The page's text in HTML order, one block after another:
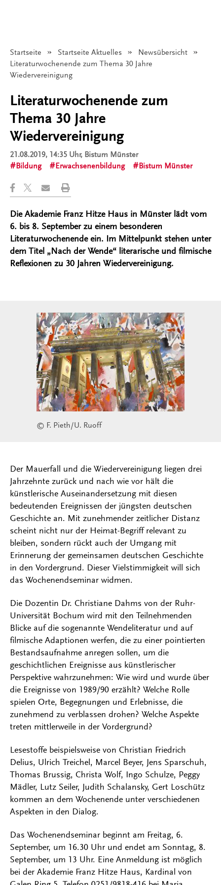
Startseite Startseite Aktuelles
Newsübersicht
Angezeigt:
Literaturwochenende zum Thema 30 Jahre
Wiedervereinigung
Literaturwochenende zum
Thema 30 Jahre
Wiedervereinigung
21.08.2019, 14:35 Uhr, Bistum Münster
Bildung
Erwachsenenbildung Bistum Münster
Die Akademie Franz Hitze Haus in Münster lädt vom
6. bis 8. September zu einem besonderen
Literaturwochenende ein. Im Mittelpunkt stehen unter
dem Titel „Nach der Wende“ literarische und filmische
Reflexionen zu 30 Jahren Wiedervereinigung.
© F. Pieth/U. Ruoff
Der Mauerfall und die Wiedervereinigung liegen drei
Jahrzehnte zurück und nach wie vor hält die
künstlerische Auseinandersetzung mit diesen
bedeutenden Ereignissen der jüngsten deutschen
Geschichte an. Mit zunehmender zeitlicher Distanz
scheint nicht nur der Heimat-Begriff relevant zu
bleiben, sondern rückt auch der Umgang mit
Erinnerung der gemeinsamen deutschen Geschichte
in den Vordergrund. Dieser Vielstimmigkeit will sich
das Wochenendseminar widmen.
Die Dozentin Dr. Christiane Dahms von der Ruhr-
Universität Bochum wird mit den Teilnehmenden
Blicke auf die sogenannte Wendeliteratur und auf
filmische Adaptionen werfen, die zu einer pointierten
Bestandsaufnahme anregen sollen, um die
geschichtlichen Ereignisse aus künstlerischer
Perspektive wahrzunehmen: Wie wird und wurde über
die Ereignisse von 1989/90 erzählt? Welche Rolle
spielen Orte, Begegnungen und Erlebnisse, die
zunehmend zu verblassen drohen? Welche Aspekte
treten mittlerweile in der Vordergrund?
Lesestoffe beispielsweise von Christian Friedrich
Delius, Ulrich Treichel, Marcel Beyer, Jens Sparschuh,
Thomas Brussig, Christa Wolf, Ingo Schulze, Peggy
Mädler, Lutz Seiler, Judith Schalansky, Gert Loschütz
kommen an dem Wochenende unter verschiedenen
Aspekten in den Dialog.
Das Wochenendseminar beginnt am Freitag, 6.
September, um 16.30 Uhr und endet am Sonntag, 8.
September, um 13 Uhr. Eine Anmeldung ist möglich
bei der Akademie Franz Hitze Haus, Kardinal von